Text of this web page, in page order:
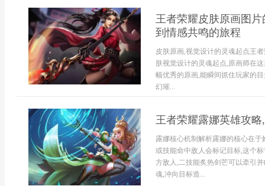
王者荣耀皮肤原画图
到情感共鸣的旅程
皮肤原画,视觉设计的灵魂起点王
肤视觉设计的灵魂起点,原画师在
幅优秀的原画,能瞬间抓住玩家的
幻璀...
王者荣耀露娜英雄攻
露娜核心机制解析露娜的核心在
或技能命中敌人会标记目标,这个
方敌人,二技能炙热剑芒可以牵引
魂,冲向目标造...